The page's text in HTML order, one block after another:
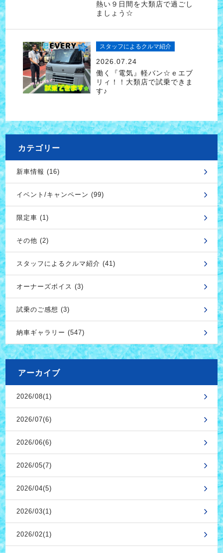
熱い９日間を大類店で過ごし
ましょう☆
スタッフによるクルマ紹介
2026.07.24
働く『電気』軽バン☆ｅエブ
リィ！！大類店で試乗できま
す♪
カテゴリー
新車情報 (16)
イベント/キャンペーン (99)
限定車 (1)
その他 (2)
スタッフによるクルマ紹介 (41)
オーナーズボイス (3)
試乗のご感想 (3)
納車ギャラリー (547)
アーカイブ
2026/08(1)
2026/07(6)
2026/06(6)
2026/05(7)
2026/04(5)
2026/03(1)
2026/02(1)